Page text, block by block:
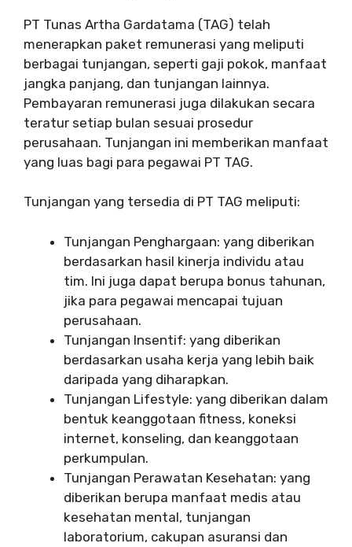
PT Tunas Artha Gardatama (TAG) telah
menerapkan paket remunerasi yang meliputi
berbagai tunjangan, seperti gaji pokok, manfaat
jangka panjang, dan tunjangan lainnya.
Pembayaran remunerasi juga dilakukan secara
teratur setiap bulan sesuai prosedur
perusahaan. Tunjangan ini memberikan manfaat
yang luas bagi para pegawai PT TAG.
Tunjangan yang tersedia di PT TAG meliputi:
Tunjangan Penghargaan: yang diberikan
berdasarkan hasil kinerja individu atau
tim. Ini juga dapat berupa bonus tahunan,
jika para pegawai mencapai tujuan
perusahaan.
Tunjangan Insentif: yang diberikan
berdasarkan usaha kerja yang lebih baik
daripada yang diharapkan.
Tunjangan Lifestyle: yang diberikan dalam
bentuk keanggotaan fitness, koneksi
internet, konseling, dan keanggotaan
perkumpulan.
Tunjangan Perawatan Kesehatan: yang
diberikan berupa manfaat medis atau
kesehatan mental, tunjangan
laboratorium, cakupan asuransi dan